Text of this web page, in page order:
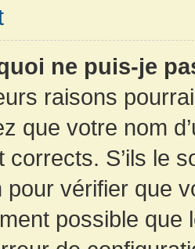
ne puis-je
raisons
que votre nom
corrects. S’ils le
pour vérifier que
possible que